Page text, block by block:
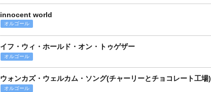
innocent world
オルゴール
イフ・ウィ・ホールド・オン・トゥゲザー
オルゴール
ウォンカズ・ウェルカム・ソング(チャーリーとチョコレート工場)
オルゴール